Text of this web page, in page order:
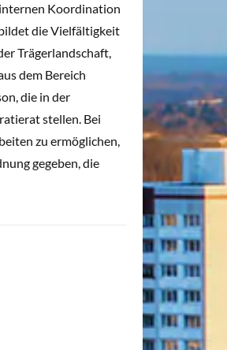
Koordination
die Vielfältigkeit
Trägerlandschaft,
dem Bereich
die in der
stellen. Bei
zu ermöglichen,
gegeben, die